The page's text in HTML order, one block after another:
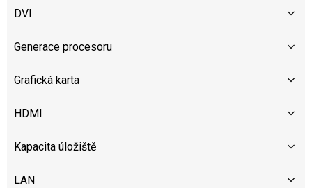
DVI
Generace procesoru
Grafická karta
HDMI
Kapacita úložiště
LAN